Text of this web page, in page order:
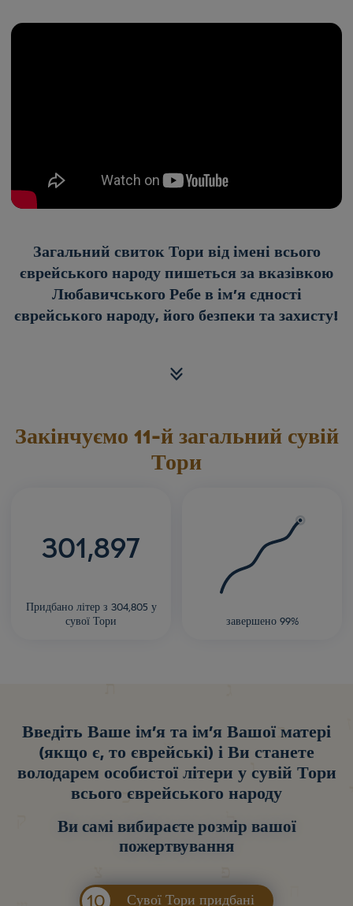
Загальний свиток Тори від імені всього
єврейського народу пишеться за вказівкою
Любавичського Ребе в ім'я єдності
єврейського народу, його безпеки та захисту!
Закінчуємо 11-й загальний сувій
Тори
301,897
Придбано літер з 304,805 у
сувої Тори
завершено 99%
Введіть Ваше ім'я та ім'я Вашої матері
(якщо є, то єврейські) і Ви станете
володарем особистої літери у сувій Тори
всього єврейського народу
Ви самі вибираєте розмір вашої
пожертвування
Сувої Тори придбані